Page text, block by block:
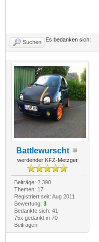
Suchen Es bedanken sich:
Battlewurscht
werdender KFZ-Metzger
Beiträge: 2.398
Themen: 17
Registriert seit: Aug 2011
Bewertung: 3
Bedankte sich: 41
75x gedankt in 70
Beiträgen